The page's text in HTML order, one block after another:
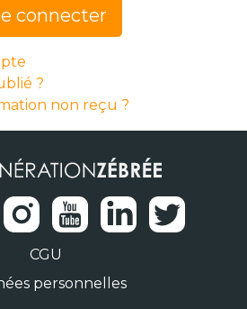
connecter
?
non reçu ?
CGU
personnelles